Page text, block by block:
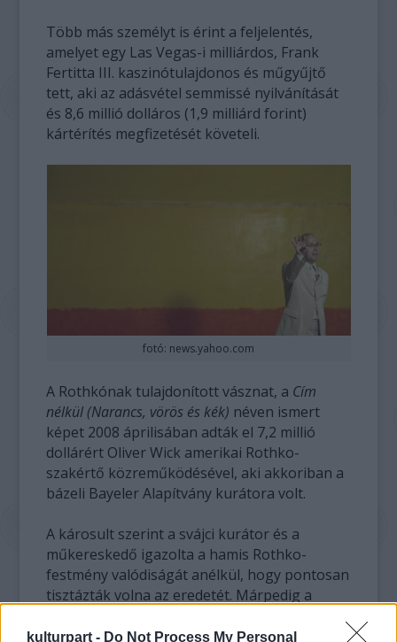
kulturpart - Do Not Process My Personal
Több más személyt is érint a feljelentés,
amelyet egy Las Vegas-i milliárdos, Frank
Fertitta III. kaszinótulajdonos és műgyűjtő
tett, aki az adásvétel semmissé nyilvánítását
és 8,6 millió dolláros (1,9 milliárd forint)
kártérítés megfizetését követeli.
fotó: news.yahoo.com
A Rothkónak tulajdonított vásznat, a Cím
nélkül (Narancs, vörös és kék) néven ismert
képet 2008 áprilisában adták el 7,2 millió
dollárért Oliver Wick amerikai Rothko-
szakértő közreműködésével, aki akkoriban a
bázeli Bayeler Alapítvány kurátora volt.
A károsult szerint a svájci kurátor és a
műkereskedő igazolta a hamis Rothko-
festmény valódiságát anélkül, hogy pontosan
tisztázták volna az eredetét. Márpedig a
hogy sok dolog volt, ami kételyeket